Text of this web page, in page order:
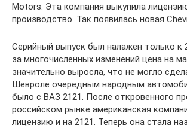
Motors. Эта компания выкупила
производство. Так появилась новая
Серийный выпуск был налажен только к
за многочисленных изменений цена на
значительно выросла, что не могло
Шевроле очередным народным
было с ВАЗ 2121. После откровенного
российском рынке американская
лицензию и на 2121. Теперь она стала